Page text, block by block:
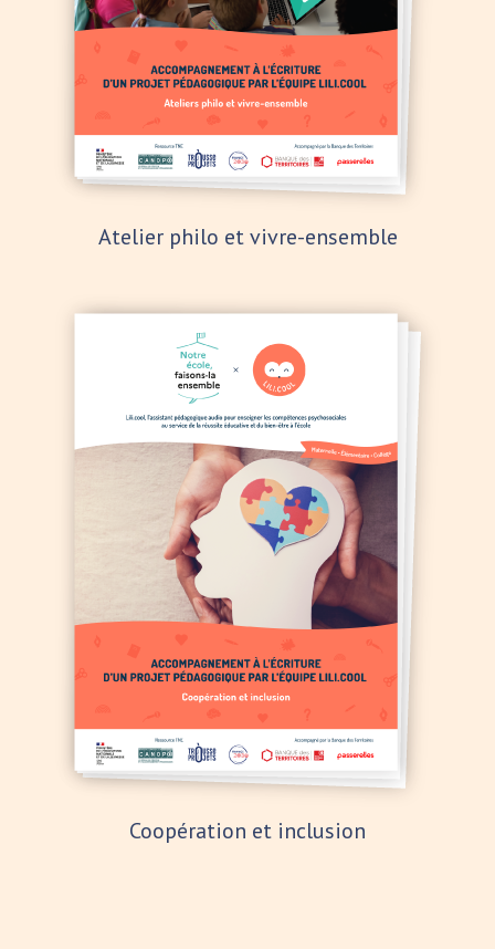
Atelier philo et vivre-ensemble
Coopération et inclusion